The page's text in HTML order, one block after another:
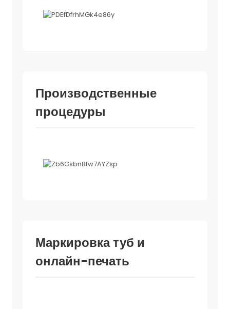
Производственные
процедуры
Маркировка туб и
онлайн-печать